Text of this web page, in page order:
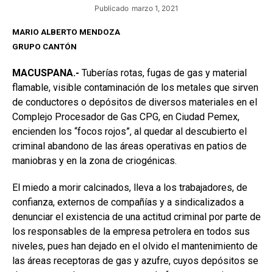
Publicado marzo 1, 2021
MARIO ALBERTO MENDOZA
GRUPO CANTÓN
MACUSPANA.- Tuberías rotas, fugas de gas y material
flamable, visible contaminación de los metales que sirven
de conductores o depósitos de diversos materiales en el
Complejo Procesador de Gas CPG, en Ciudad Pemex,
encienden los “focos rojos”, al quedar al descubierto el
criminal abandono de las áreas operativas en patios de
maniobras y en la zona de criogénicas.
El miedo a morir calcinados, lleva a los trabajadores, de
confianza, externos de compañías y a sindicalizados a
denunciar el existencia de una actitud criminal por parte de
los responsables de la empresa petrolera en todos sus
niveles, pues han dejado en el olvido el mantenimiento de
las áreas receptoras de gas y azufre, cuyos depósitos se